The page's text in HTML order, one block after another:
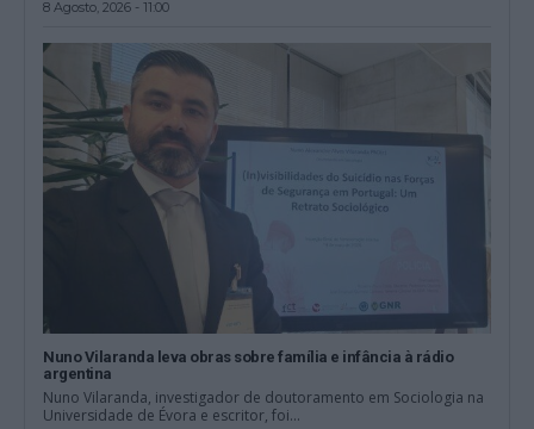
8 Agosto, 2026 - 11:00
Nuno Vilaranda leva obras sobre família e infância à rádio
argentina
Nuno Vilaranda, investigador de doutoramento em Sociologia na
Universidade de Évora e escritor, foi...